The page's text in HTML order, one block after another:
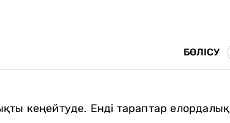
БӨЛІСУ
кеңейтуде. Енді тараптар елордалық